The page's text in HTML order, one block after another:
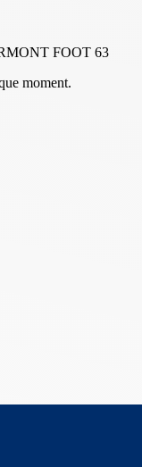
FOOT 63
moment.